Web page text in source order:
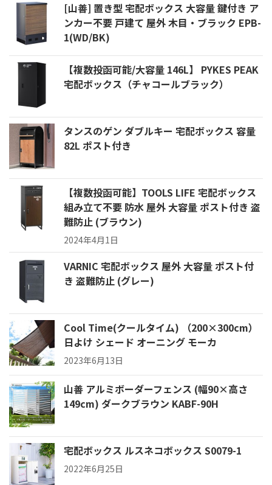
[山善] 置き型 宅配ボックス 大容量 鍵付き ア
ンカー不要 戸建て 屋外 木目・ブラック EPB-
1(WD/BK)
【複数投函可能/大容量 146L】 PYKES PEAK
宅配ボックス（チャコールブラック）
タンスのゲン ダブルキー 宅配ボックス 容量
82L ポスト付き
【複数投函可能】TOOLS LIFE 宅配ボックス
組み立て不要 防水 屋外 大容量 ポスト付き 盗
難防止 (ブラウン)
2024年4月1日
VARNIC 宅配ボックス 屋外 大容量 ポスト付
き 盗難防止 (グレー)
Cool Time(クールタイム) （200×300cm）
日よけ シェード オーニング モーカ
2023年6月13日
山善 アルミボーダーフェンス (幅90×高さ
149cm) ダークブラウン KABF-90H
宅配ボックス ルスネコボックス S0079-1
2022年6月25日